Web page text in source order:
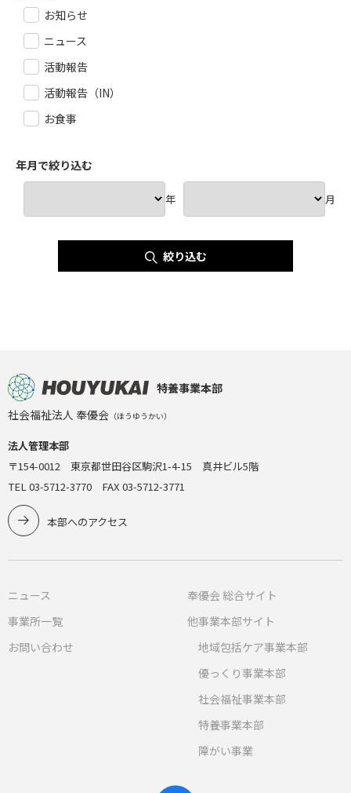
お知らせ
ニュース
活動報告
活動報告（IN）
お食事
年月で絞り込む
年 月
絞り込む
特養事業本部
社会福祉法人 奉優会 （ほうゆうかい）
法人管理本部
〒154-0012 東京都世田谷区駒沢1-4-15 真井ビル5階
TEL 03-5712-3770 FAX 03-5712-3771
本部へのアクセス
ニュース
事業所一覧
お問い合わせ
奉優会 総合サイト
他事業本部サイト
地域包括ケア事業本部
優っくり事業本部
社会福祉事業本部
特養事業本部
障がい事業